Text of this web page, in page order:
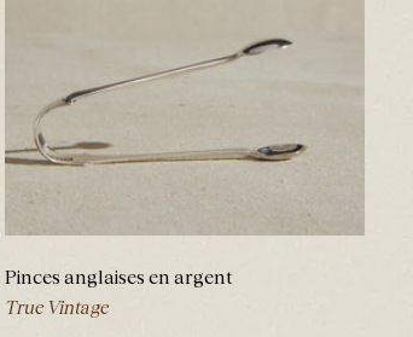
Pinces anglaises en argent
True Vintage